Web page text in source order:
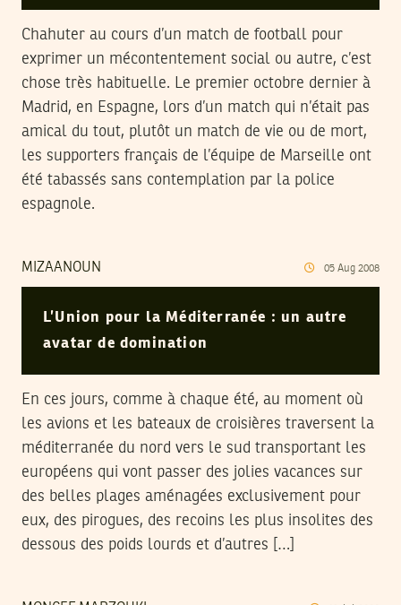
Chahuter au cours d’un match de football pour
exprimer un mécontentement social ou autre, c’est
chose très habituelle. Le premier octobre dernier à
Madrid, en Espagne, lors d’un match qui n’était pas
amical du tout, plutôt un match de vie ou de mort,
les supporters français de l’équipe de Marseille ont
été tabassés sans contemplation par la police
espagnole.
MIZAANOUN 05 Aug 2008
L’Union pour la Méditerranée : un autre
avatar de domination
En ces jours, comme à chaque été, au moment où
les avions et les bateaux de croisières traversent la
méditerranée du nord vers le sud transportant les
européens qui vont passer des jolies vacances sur
des belles plages aménagées exclusivement pour
eux, des pirogues, des recoins les plus insolites des
dessous des poids lourds et d’autres […]